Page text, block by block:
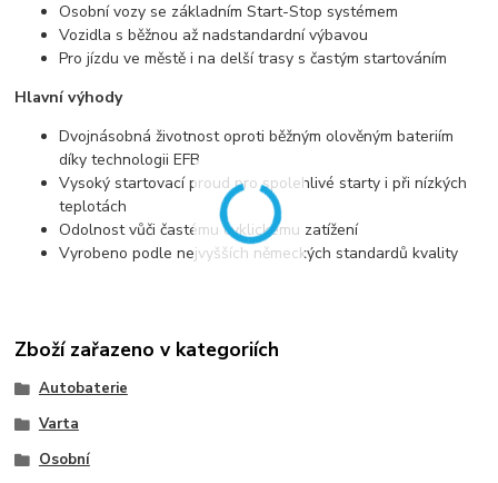
Osobní vozy se základním Start-Stop systémem
Vozidla s běžnou až nadstandardní výbavou
Pro jízdu ve městě i na delší trasy s častým startováním
Hlavní výhody
Dvojnásobná životnost oproti běžným olověným bateriím
díky technologii EFB
Vysoký startovací proud pro spolehlivé starty i při nízkých
teplotách
Odolnost vůči častému cyklickému zatížení
Vyrobeno podle nejvyšších německých standardů kvality
Zboží zařazeno v kategoriích
Autobaterie
Varta
Osobní